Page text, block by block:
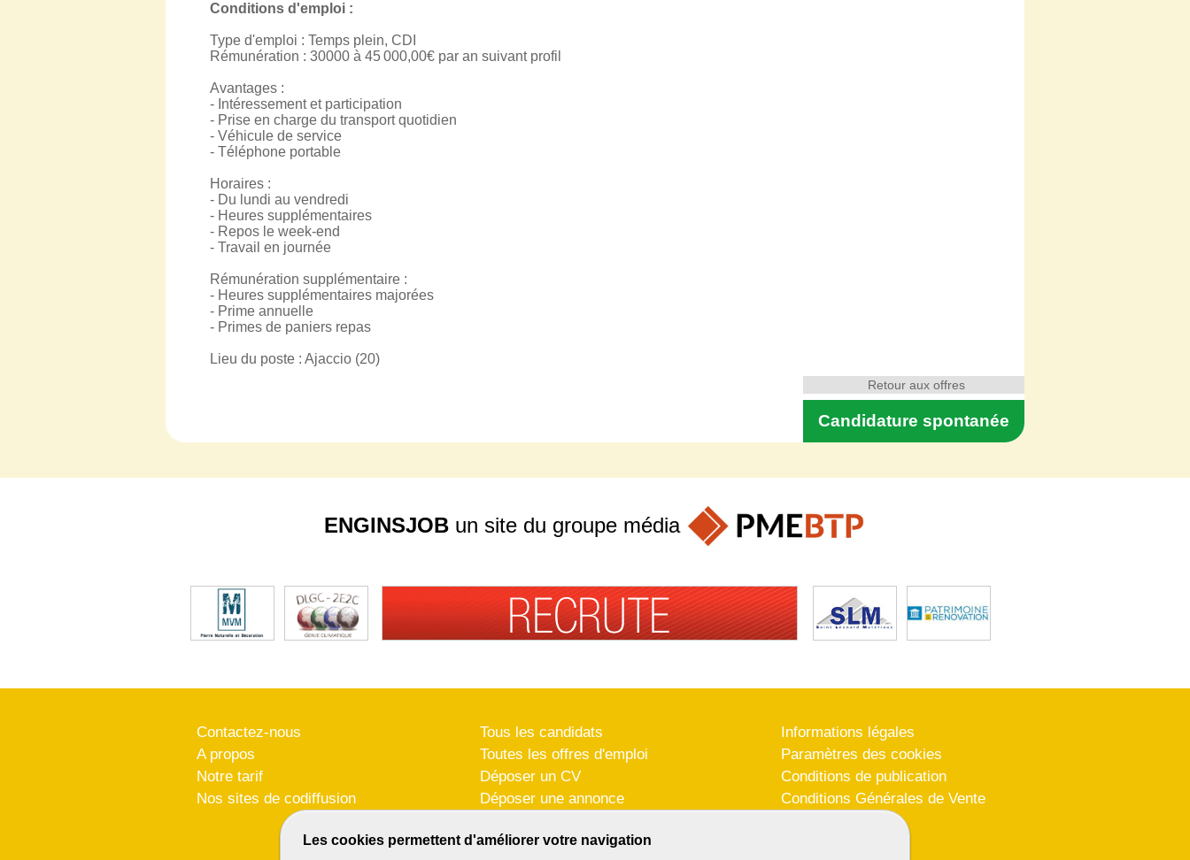
Conditions d'emploi :
Type d'emploi : Temps plein, CDI
Rémunération : 30000 à 45 000,00€ par an suivant profil
Avantages :
- Intéressement et participation
- Prise en charge du transport quotidien
- Véhicule de service
- Téléphone portable
Horaires :
- Du lundi au vendredi
- Heures supplémentaires
- Repos le week-end
- Travail en journée
Rémunération supplémentaire :
- Heures supplémentaires majorées
- Prime annuelle
- Primes de paniers repas
Lieu du poste : Ajaccio (20)
Candidature spontanée
Retour aux offres
Les cookies permettent d'améliorer votre navigation
ENGINSJOB un site du groupe média
Contactez-nous
A propos
Notre tarif
Nos sites de codiffusion
Tous les candidats
Toutes les offres d'emploi
Déposer un CV
Déposer une annonce
Informations légales
Paramètres des cookies
Conditions de publication
Conditions Générales de Vente